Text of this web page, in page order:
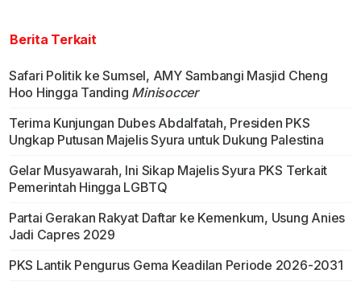
Berita Terkait
Safari Politik ke Sumsel, AMY Sambangi Masjid Cheng
Hoo Hingga Tanding Minisoccer
Terima Kunjungan Dubes Abdalfatah, Presiden PKS
Ungkap Putusan Majelis Syura untuk Dukung Palestina
Gelar Musyawarah, Ini Sikap Majelis Syura PKS Terkait
Pemerintah Hingga LGBTQ
Partai Gerakan Rakyat Daftar ke Kemenkum, Usung Anies
Jadi Capres 2029
PKS Lantik Pengurus Gema Keadilan Periode 2026-2031